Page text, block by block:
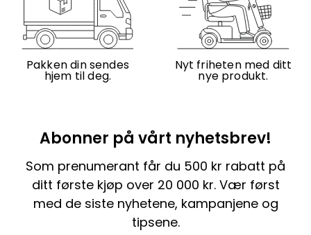
Pakken din sendes
hjem til deg.
Nyt friheten med ditt
nye produkt.
Abonner på vårt nyhetsbrev!
Som prenumerant får du 500 kr rabatt på
ditt første kjøp over 20 000 kr. Vær først
med de siste nyhetene, kampanjene og
tipsene.